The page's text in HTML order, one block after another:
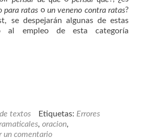
para ratas oun veneno contra ratas?
se despejarán algunas de estas
al empleo de esta categoría
textos Etiquetas: Errores
, oracion,
un comentario